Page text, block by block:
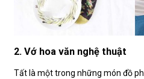
2. Vớ hoa văn nghệ thuật
Tất là một trong những món đồ